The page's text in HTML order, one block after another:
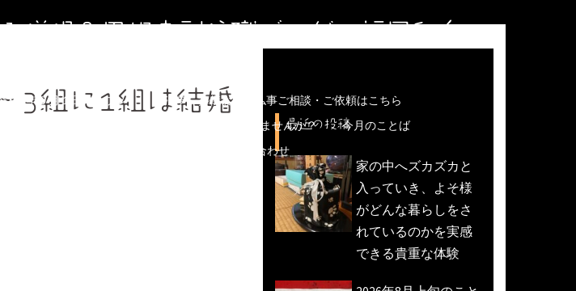
僧侶＆円相寺副住職ブログ＠福岡和白
和8年９月１日オープン）
法事、葬儀などの仏事ご相談・ご依頼はこちら
【毎週土曜】朝7時一緒にお祈り(木魚活動)しませんか？
今月のことば
副住職 裏辻正之への問い合わせ
3組に1組は結婚
最近の投稿
家の中へズカズカと
入っていき、よそ様
がどんな暮らしをさ
れているのかを実感
できる貴重な体験